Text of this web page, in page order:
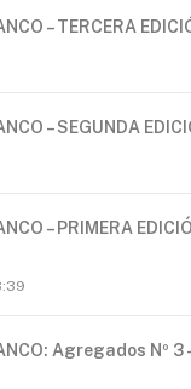
– TERCERA
– SEGUNDA
– PRIMERA
Agregados Nº